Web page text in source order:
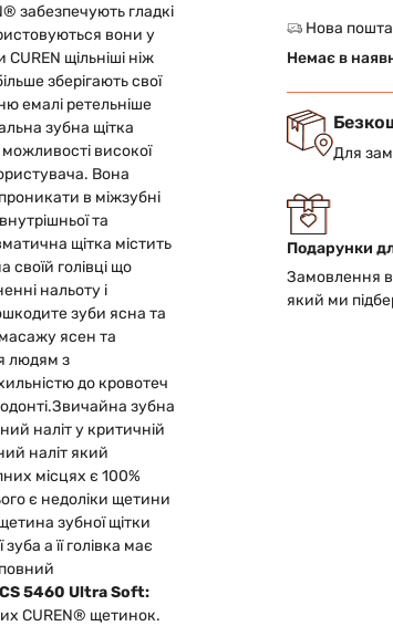
забезпечують гладкі
вони у
щільніші ніж
зберігають свої
емалі ретельніше
зубна щітка
високої
Вона
в міжзубні
та
щітка містить
голівці що
нальоту і
зуби ясна та
ясен та
людям з
до кровотеч
Звичайна зубна
наліт у критичній
наліт який
місцях є 100%
є недоліки щетини
зубної щітки
а її голівка має
CS 5460 Ultra Soft:
CUREN® щетинок.
Нова
Немає в
Для
Подарунки
Замовлення
який ми